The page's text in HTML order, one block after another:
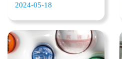
潮，奉天宮3D裸視虎爺
錢母在媽祖遶境期間，
吸引近10萬人體驗手機
接錢母，許多來不及參
2024-05-18